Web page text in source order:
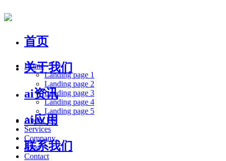
首页
关于我们
ai资讯
ai应用
联系我们
Home
Landing page 1
Landing page 2
Landing page 3
Landing page 4
Landing page 5
About Us
Services
Company
Blog
Contact